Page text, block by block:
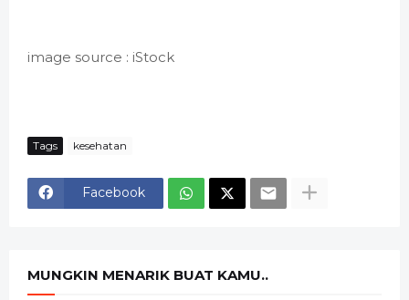
image source : iStock
Tags kesehatan
Facebook
MUNGKIN MENARIK BUAT KAMU..